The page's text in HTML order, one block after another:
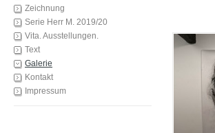
Zeichnung
Serie Herr M. 2019/20
Vita. Ausstellungen.
Text
Galerie
Kontakt
Impressum